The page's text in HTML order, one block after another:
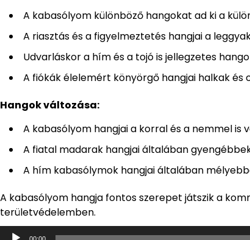
A kabasólyom különböző hangokat ad ki a
A riasztás és a figyelmeztetés hangjai a
Udvarláskor a hím és a tojó is jellegzetes
A fiókák élelemért könyörgő hangjai halkak és
Hangok változása:
A kabasólyom hangjai a korral és a nemmel is
A fiatal madarak hangjai általában
A hím kabasólymok hangjai általában
A kabasólyom hangja fontos szerepet játszik a
területvédelemben.
Audió